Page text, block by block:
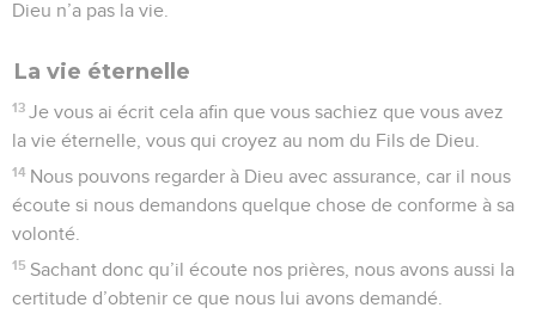
Dieu n’a pas la vie.
La vie éternelle
13 Je vous ai écrit cela afin que vous sachiez que vous avez
la vie éternelle, vous qui croyez au nom du Fils de Dieu.
14 Nous pouvons regarder à Dieu avec assurance, car il nous
écoute si nous demandons quelque chose de conforme à sa
volonté.
15 Sachant donc qu’il écoute nos prières, nous avons aussi la
certitude d’obtenir ce que nous lui avons demandé.